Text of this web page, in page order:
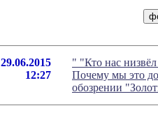
29.06.2015
12:27
" "Кто нас
Почему мы это
обозрении